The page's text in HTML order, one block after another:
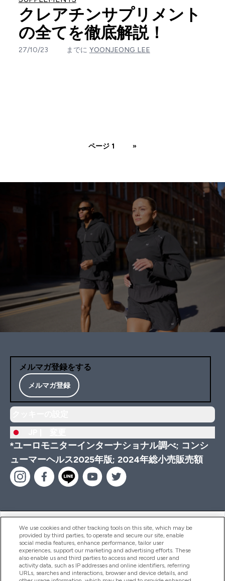
クレアチンサプリメント
の全てを徹底解説！
27/10/23 までに YOONJEONG LEE
ページ 1 »
メルマガ登録をする
メルマガ登録
*ユーロモニターインターナショナル調べ; コンシ
ューマーヘルス2025年版; 2024年総小売販売額
ヘルプ＆ガイド
商品について
We use cookies and other tracking tools on this site, which may be
provided by third parties, to operate and secure our site, enable
social media features, enhance performance, tailor user
experiences, support our marketing and advertising efforts. These
also enable us and third parties to access and record user and
activity data, such as IP addresses and online identifiers, referring
URLs, searches and interactions, browser and device details, and